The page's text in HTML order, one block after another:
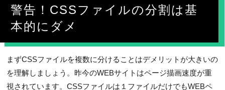
警告！CSSファイルの分割は基
本的にダメ
まずCSSファイルを複数に分けることはデメリットが大きいの
を理解しましょう。昨今のWEBサイトはページ描画速度が重
視されています。CSSファイルは１ファイルだけでもWEBペ